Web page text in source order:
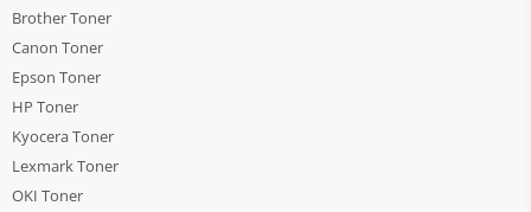
Brother Toner
Canon Toner
Epson Toner
HP Toner
Kyocera Toner
Lexmark Toner
OKI Toner